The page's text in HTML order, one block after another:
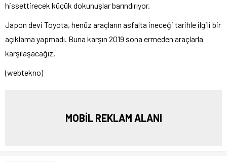
hissettirecek küçük dokunuşlar barındırıyor.
Japon devi Toyota, henüz araçların asfalta ineceği tarihle ilgili bir
açıklama yapmadı. Buna karşın 2019 sona ermeden araçlarla
karşılaşacağız.
(webtekno)
MOBİL REKLAM ALANI